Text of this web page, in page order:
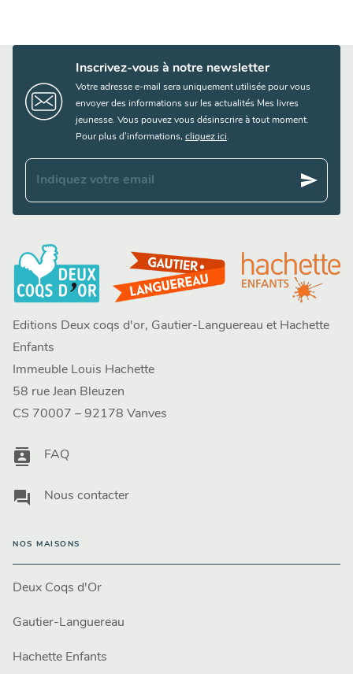
Inscrivez-vous à notre newsletter
Votre adresse e-mail sera uniquement utilisée pour vous
envoyer des informations sur les actualités Mes livres
jeunesse. Vous pouvez vous désinscrire à tout moment.
Pour plus d’informations, cliquez ici.
Indiquez votre email send
Editions Deux coqs d'or, Gautier-Languereau et Hachette
Enfants
Immeuble Louis Hachette
58 rue Jean Bleuzen
CS 70007 – 92178 Vanves
contacts FAQ
question_answer Nous contacter
NOS MAISONS
Deux Coqs d'Or
Gautier-Languereau
Hachette Enfants